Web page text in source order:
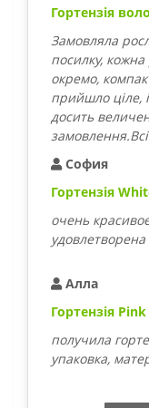
Гортензія
Замовляла
посилку,
окремо,
прийшло ціле,
досить
София
Гортензія
очень
удовлетворена
Алла
Гортензія
получила
упаковка,